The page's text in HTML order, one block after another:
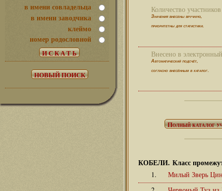
в имени совладельца
в имени заводчика
клеймо
номер родословной
Количество
Значения внесены вручную,
приоритетны для статистики.
Внесено в
Автоматический подсчёт,
согласно внесённым в каталог.
КОБЕЛИ. Класс
1. Милый Зверь